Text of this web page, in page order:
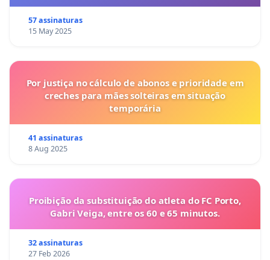
57 assinaturas
15 May 2025
Por justiça no cálculo de abonos e prioridade em
creches para mães solteiras em situação
temporária
41 assinaturas
8 Aug 2025
Proibição da substituição do atleta do FC Porto,
Gabri Veiga, entre os 60 e 65 minutos.
32 assinaturas
27 Feb 2026